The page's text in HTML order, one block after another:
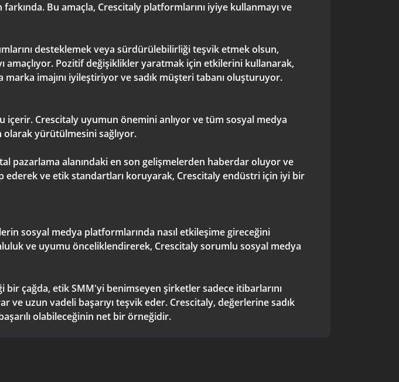
Bu amaçla, Crescitaly platformlarını iyiye kullanmayı ve
desteklemek veya sürdürülebilirliği teşvik etmek olsun,
amaçlıyor. Pozitif değişiklikler yaratmak için etkilerini kullanarak,
imajını iyileştiriyor ve sadık müşteri tabanı oluşturuyor.
içerir. Crescitaly uyumun önemini anlıyor ve tüm sosyal medya
olarak yürütülmesini sağlıyor.
pazarlama alanındaki en son gelişmelerden haberdar oluyor ve
ederek ve etik standartları koruyarak, Crescitaly endüstri için iyi bir
sosyal medya platformlarında nasıl etkileşime gireceğini
ve uyumu önceliklendirerek, Crescitaly sorumlu sosyal medya
çağda, etik SMM'yi benimseyen şirketler sadece itibarlarını
uzun vadeli başarıyı teşvik eder. Crescitaly, değerlerine sadık
olabileceğinin net bir örneğidir.